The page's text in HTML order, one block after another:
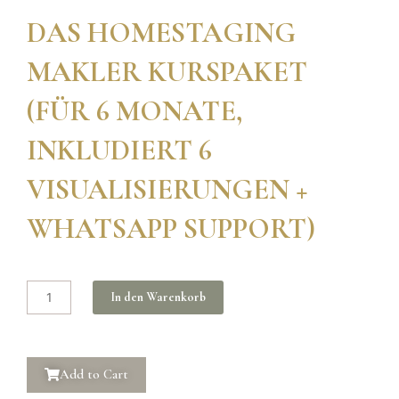
DAS HOMESTAGING
MAKLER KURSPAKET
(FÜR 6 MONATE,
INKLUDIERT 6
VISUALISIERUNGEN +
WHATSAPP SUPPORT)
Das
Homestaging
Kurspaket
In den Warenkorb
Add to Cart